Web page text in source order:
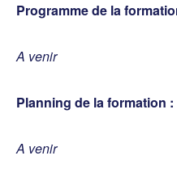
Programme de la
A venir
Planning de la formation :
A venir